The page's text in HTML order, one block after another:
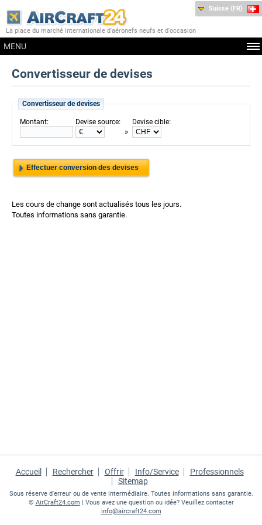
La place du marché internationale d'aéronefs neufs et d'occasion
MENU
Suisse (FR)
Convertisseur de devises
Convertisseur de devises
Montant: Devise source:
»
Devise cible:
Les cours de change sont actualisés tous les jours.
Toutes informations sans garantie.
Accueil Rechercher Offrir Info/Service
Professionnels
Sitemap
Sous réserve d'erreur ou de vente intermédiaire. Toutes informations sans garantie.
© AirCraft24.com | Vous avez une question ou idée? Veuillez contacter
info@aircraft24.com